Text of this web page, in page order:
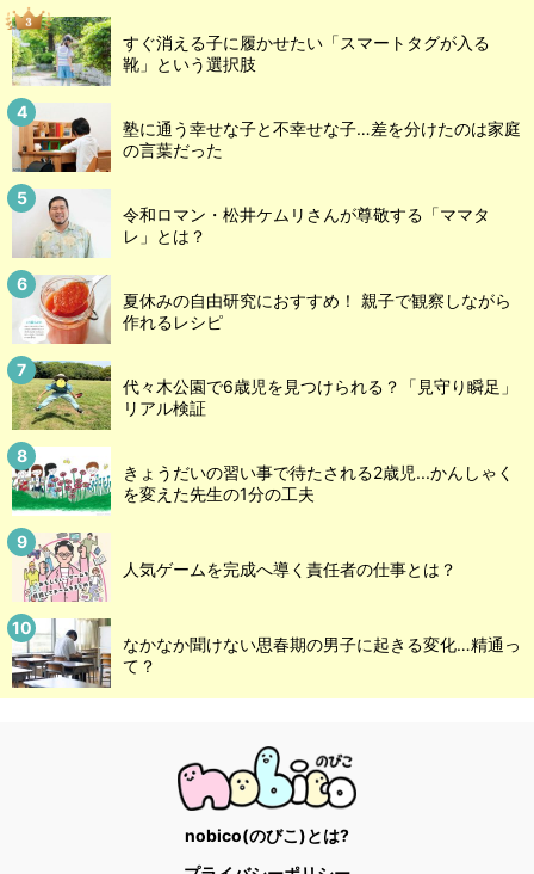
すぐ消える子に履かせたい「スマートタグが入る
靴」という選択肢
塾に通う幸せな子と不幸せな子…差を分けたのは家庭
の言葉だった
令和ロマン・松井ケムリさんが尊敬する「ママタ
レ」とは？
夏休みの自由研究におすすめ！ 親子で観察しながら
作れるレシピ
代々木公園で6歳児を見つけられる？「見守り瞬足」
リアル検証
きょうだいの習い事で待たされる2歳児...かんしゃく
を変えた先生の1分の工夫
人気ゲームを完成へ導く責任者の仕事とは？
なかなか聞けない思春期の男子に起きる変化…精通っ
て？
nobico(のびこ)とは?